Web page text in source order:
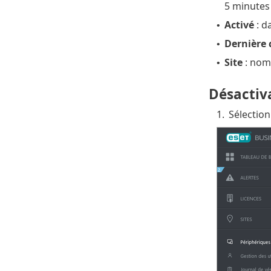
5
• Activé:
•
• Site:
1.